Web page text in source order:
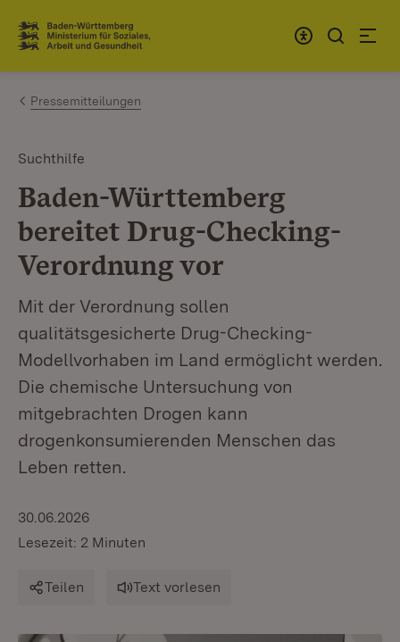
Zum Inhalt springen
Link zur Startseite
Pressemitteilungen
Suchthilfe
Baden-Württemberg
bereitet Drug-Checking-
Verordnung vor
Mit der Verordnung sollen
qualitätsgesicherte Drug-Checking-
Modellvorhaben im Land ermöglicht werden.
Die chemische Untersuchung von
mitgebrachten Drogen kann
drogenkonsumierenden Menschen das
Leben retten.
30.06.2026
Lesezeit: 2 Minuten
Teilen Text vorlesen